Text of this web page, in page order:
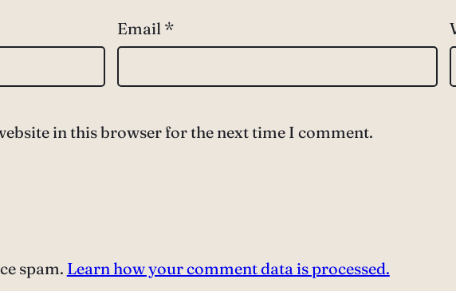
Email *
in this browser for the next time I comment.
spam. Learn how your comment data is processed.